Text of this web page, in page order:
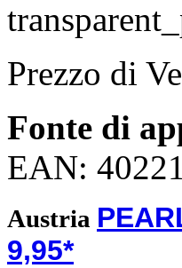
Prezzo di
Fonte di
EAN:
Austria
9,95*